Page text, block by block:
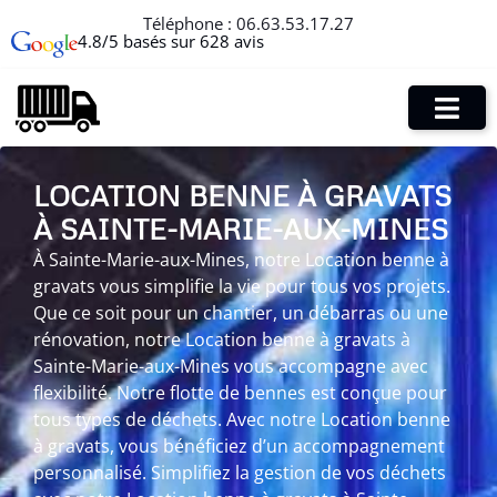
Téléphone : 06.63.53.17.27
4.8/5 basés sur 628 avis
LOCATION BENNE À GRAVATS
À SAINTE-MARIE-AUX-MINES
À Sainte-Marie-aux-Mines, notre Location benne à
gravats vous simplifie la vie pour tous vos projets.
Que ce soit pour un chantier, un débarras ou une
rénovation, notre Location benne à gravats à
Sainte-Marie-aux-Mines vous accompagne avec
flexibilité. Notre flotte de bennes est conçue pour
tous types de déchets. Avec notre Location benne
à gravats, vous bénéficiez d’un accompagnement
personnalisé. Simplifiez la gestion de vos déchets